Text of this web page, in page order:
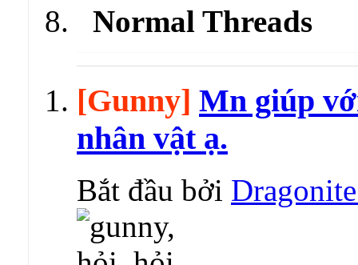
Normal Threads
[Gunny] Mn giúp
nhân vật ạ.
Bắt đầu bởi